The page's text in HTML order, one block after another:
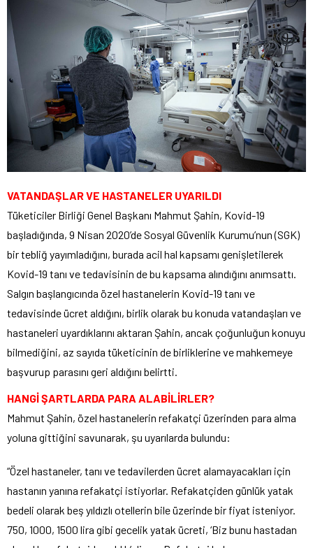
VATANDAŞLAR VE HASTANELER UYARILDI
Tüketiciler Birliği Genel Başkanı Mahmut Şahin, Kovid-19
başladığında, 9 Nisan 2020’de Sosyal Güvenlik Kurumu’nun (SGK)
bir tebliğ yayımladığını, burada acil hal kapsamı genişletilerek
Kovid-19 tanı ve tedavisinin de bu kapsama alındığını anımsattı.
Salgın başlangıcında özel hastanelerin Kovid-19 tanı ve
tedavisinde ücret aldığını, birlik olarak bu konuda vatandaşları ve
hastaneleri uyardıklarını aktaran Şahin, ancak çoğunluğun konuyu
bilmediğini, az sayıda tüketicinin de birliklerine ve mahkemeye
başvurup parasını geri aldığını belirtti.
HANGİ ŞARTLARDA PARA ALABİLİRLER?
Mahmut Şahin, özel hastanelerin refakatçi üzerinden para alma
yoluna gittiğini savunarak, şu uyarılarda bulundu:
“Özel hastaneler, tanı ve tedavilerden ücret alamayacakları için
hastanın yanına refakatçi istiyorlar. Refakatçiden günlük yatak
bedeli olarak beş yıldızlı otellerin bile üzerinde bir fiyat isteniyor.
750, 1000, 1500 lira gibi gecelik yatak ücreti, ‘Biz bunu hastadan